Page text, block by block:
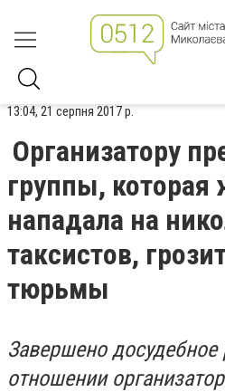
13:04, 21 серпня 2017 р.
Организатору
группы, которая
нападала на
таксистов,
тюрьмы
Завершено досудебное
отношении